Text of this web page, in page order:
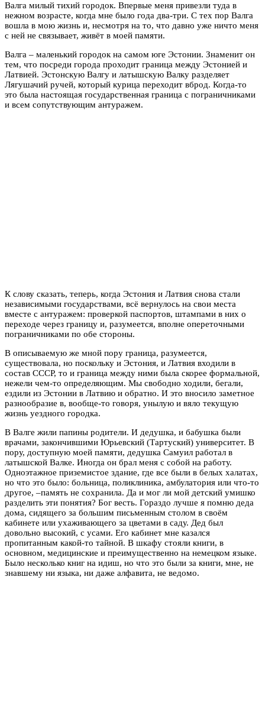
Валга милый тихий городок. Впервые меня привезли туда в
нежном возрасте, когда мне было года два-три. С тех пор Валга
вошла в мою жизнь и, несмотря на то, что давно уже ничто меня
с ней не связывает, живёт в моей памяти.
Валга – маленький городок на самом юге Эстонии. Знаменит он
тем, что посреди города проходит граница между Эстонией и
Латвией. Эстонскую Валгу и латышскую Валку разделяет
Лягушачий ручей, который курица переходит вброд. Когда-то
это была настоящая государственная граница с пограничниками
и всем сопутствующим антуражем.
К слову сказать, теперь, когда Эстония и Латвия снова стали
независимыми государствами, всё вернулось на свои места
вместе с антуражем: проверкой паспортов, штампами в них о
переходе через границу и, разумеется, вполне опереточными
пограничниками по обе стороны.
В описываемую же мной пору граница, разумеется,
существовала, но поскольку и Эстония, и Латвия входили в
состав СССР, то и граница между ними была скорее формальной,
нежели чем-то определяющим. Мы свободно ходили, бегали,
ездили из Эстонии в Латвию и обратно. И это вносило заметное
разнообразие в, вообще-то говоря, унылую и вяло текущую
жизнь уездного городка.
В Валге жили папины родители. И дедушка, и бабушка были
врачами, закончившими Юрьевский (Тартуский) университет. В
пору, доступную моей памяти, дедушка Самуил работал в
латышской Валке. Иногда он брал меня с собой на работу.
Одноэтажное приземистое здание, где все были в белых халатах,
но что это было: больница, поликлиника, амбулатория или что-то
другое, –память не сохранила. Да и мог ли мой детский умишко
разделить эти понятия? Бог весть. Гораздо лучше я помню деда
дома, сидящего за большим письменным столом в своём
кабинете или ухаживающего за цветами в саду. Дед был
довольно высокий, с усами. Его кабинет мне казался
пропитанным какой-то тайной. В шкафу стояли книги, в
основном, медицинские и преимущественно на немецком языке.
Было несколько книг на идиш, но что это были за книги, мне, не
знавшему ни языка, ни даже алфавита, не ведомо.